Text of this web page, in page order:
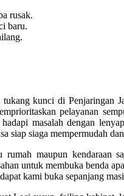
rusak.
baru.
tukang kunci di Penjaringan
pelayanan
hadapi masalah dengan
siap siaga mempermudah
rumah maupun kendaraan
untuk membuka benda
kami buka sepanjang